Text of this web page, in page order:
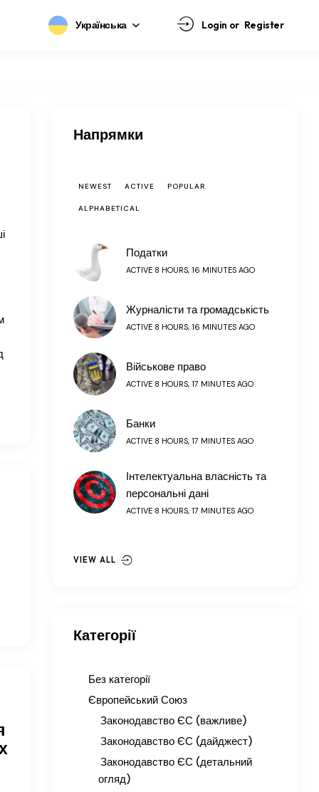
Українська Login or Register
Напрямки
NEWEST ACTIVE POPULAR
ALPHABETICAL
Податки
ACTIVE 8 HOURS, 16 MINUTES AGO
Журналісти та громадськість
ACTIVE 8 HOURS, 16 MINUTES AGO
Військове право
ACTIVE 8 HOURS, 17 MINUTES AGO
Банки
ACTIVE 8 HOURS, 17 MINUTES AGO
Інтелектуальна власність та
персональні дані
ACTIVE 8 HOURS, 17 MINUTES AGO
VIEW ALL
Категорії
Без категорії
Європейський Союз
Законодавство ЄС (важливе)
Законодавство ЄС (дайджест)
Законодавство ЄС (детальний
огляд)